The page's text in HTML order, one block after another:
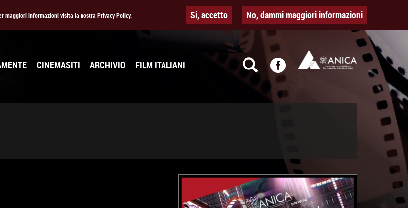
maggiori informazioni visita la nostra Privacy Policy. Si, accetto No, dammi maggiori informazioni
CINEMASITI ARCHIVIO FILM ITALIANI